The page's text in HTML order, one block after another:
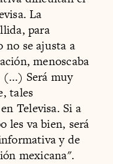
La
para
no se ajusta a
menoscaba
(...) Será muy
tales
Televisa. Si a
les va bien, será
y de
mexicana".